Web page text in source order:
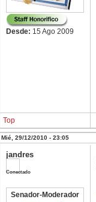
Desde: 15 Ago 2009
Top
Mié, 29/12/2010 - 23:05
jandres
Conectado
Senador-Moderador